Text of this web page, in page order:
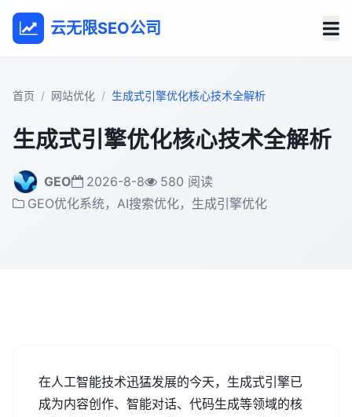
云无限SEO公司
首页 网站优化 生成式引擎优化核心技术全解析
生成式引擎优化核心技术全解析
GEO 2026-8-8
580 阅读
GEO优化系统，AI搜索优化，生成引擎优化
在人工智能技术迅猛发展的今天，生成式引擎已
成为内容创作、智能对话、代码生成等领域的核